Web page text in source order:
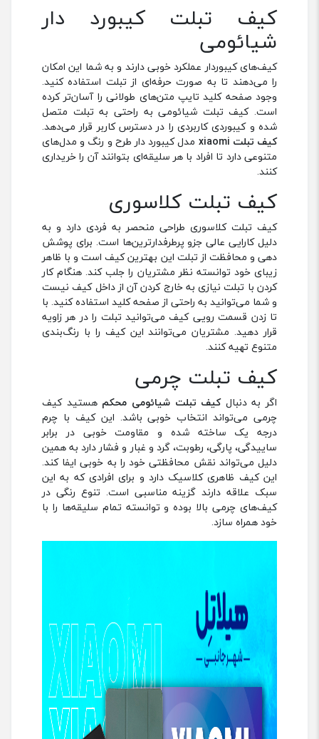
کیف تبلت کیبورد دار
شیائومی
کیف‌های کیبوردار عملکرد خوبی دارند و به شما این امکان
را می‌دهند تا به صورت حرفه‌ای از تبلت استفاده کنید.
وجود صفحه کلید تایپ متن‌های طولانی را آسان‌تر کرده
است. کیف تبلت شیائومی به راحتی به تبلت متصل
شده و کیبوردی کاربردی را در دسترس کاربر قرار می‌دهد.
کیف تبلت xiaomi
مدل کیبورد دار طرح و رنگ و مدل‌های
متنوعی دارد تا افراد با هر سلیقه‌ای بتوانند آن را خریداری
کنند.
کیف تبلت کلاسوری
کیف تبلت کلاسوری طراحی منحصر به فردی دارد و به
دلیل کارایی عالی جزو پرطرفدارترین‌ها است. برای پوشش
دهی و محافظت از تبلت این بهترین کیف است و با ظاهر
زیبای خود توانسته نظر مشتریان را جلب کند. هنگام کار
کردن با تبلت نیازی به خارج کردن آن از داخل کیف نیست
و شما می‌توانید به راحتی از صفحه کلید استفاده کنید. با
تا زدن قسمت رویی کیف می‌توانید تبلت را در هر زاویه
قرار دهید. مشتریان می‌توانند این کیف را با رنگ‌بندی
متنوع تهیه کنند.
کیف تبلت چرمی
اگر به دنبالکیف تبلت شیائومی محکم هستید کیف
چرمی می‌تواند انتخاب خوبی باشد. این کیف با چرم
درجه یک ساخته شده و مقاومت خوبی در برابر
ساییدگی، پارگی، رطوبت، گرد و غبار و فشار دارد به همین
دلیل می‌تواند نقش محافظتی خود را به خوبی ایفا کند.
این کیف ظاهری کلاسیک دارد و برای افرادی که به این
سبک علاقه دارند گزینه مناسبی است. تنوع رنگی در
کیف‌های چرمی بالا بوده و توانسته تمام سلیقه‌ها را با
خود همراه سازد.